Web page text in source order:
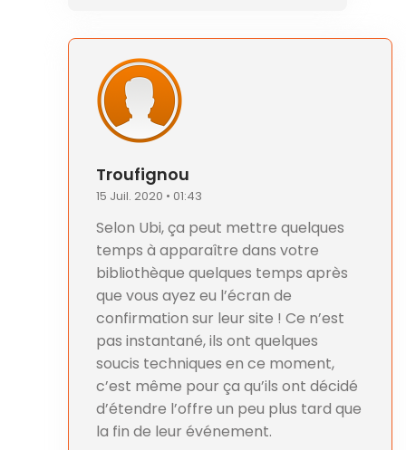
Troufignou
15 Juil. 2020 • 01:43
Selon Ubi, ça peut mettre quelques
temps à apparaître dans votre
bibliothèque quelques temps après
que vous ayez eu l’écran de
confirmation sur leur site ! Ce n’est
pas instantané, ils ont quelques
soucis techniques en ce moment,
c’est même pour ça qu’ils ont décidé
d’étendre l’offre un peu plus tard que
la fin de leur événement.